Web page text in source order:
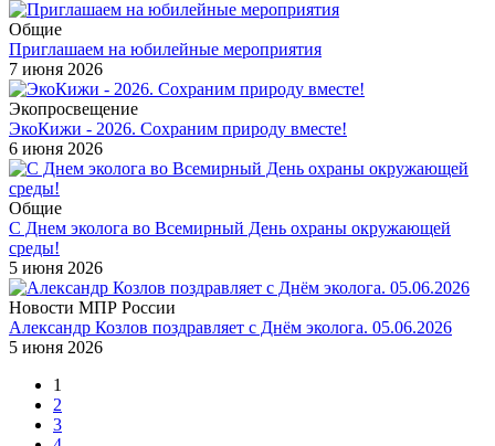
Общие
Приглашаем на юбилейные мероприятия
7 июня 2026
Экопросвещение
ЭкоКижи - 2026. Сохраним природу вместе!
6 июня 2026
Общие
С Днем эколога во Всемирный День охраны окружающей
среды!
5 июня 2026
Новости МПР России
Александр Козлов поздравляет с Днём эколога. 05.06.2026
5 июня 2026
1
2
3